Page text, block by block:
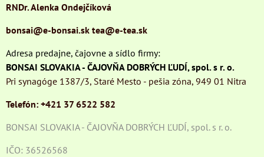
RNDr. Alenka Ondejčíková
bonsai@e-bonsai.sk tea@e-tea.sk
Adresa predajne, čajovne a sídlo firmy:
BONSAI SLOVAKIA - ČAJOVŇA DOBRÝCH ĽUDÍ, spol. s r. o.
Pri synagóge 1387/3, Staré Mesto - pešia zóna, 949 01 Nitra
Telefón: +421 37 6522 582
BONSAI SLOVAKIA - ČAJOVŇA DOBRÝCH ĽUDÍ, spol. s r. o.
IČO: 36526568